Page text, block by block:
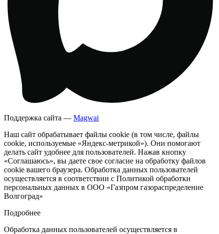
Поддержка сайта — Magwai
Наш сайт обрабатывает файлы cookie (в том числе, файлы
cookie, используемые «Яндекс-метрикой»). Они помогают
делать сайт удобнее для пользователей. Нажав кнопку
«Соглашаюсь», вы даете свое согласие на обработку файлов
cookie вашего браузера. Обработка данных пользователей
осуществляется в соответствии с Политикой обработки
персональных данных в ООО «Газпром газораспределение
Волгоград»
Подробнее
Обработка данных пользователей осуществляется в